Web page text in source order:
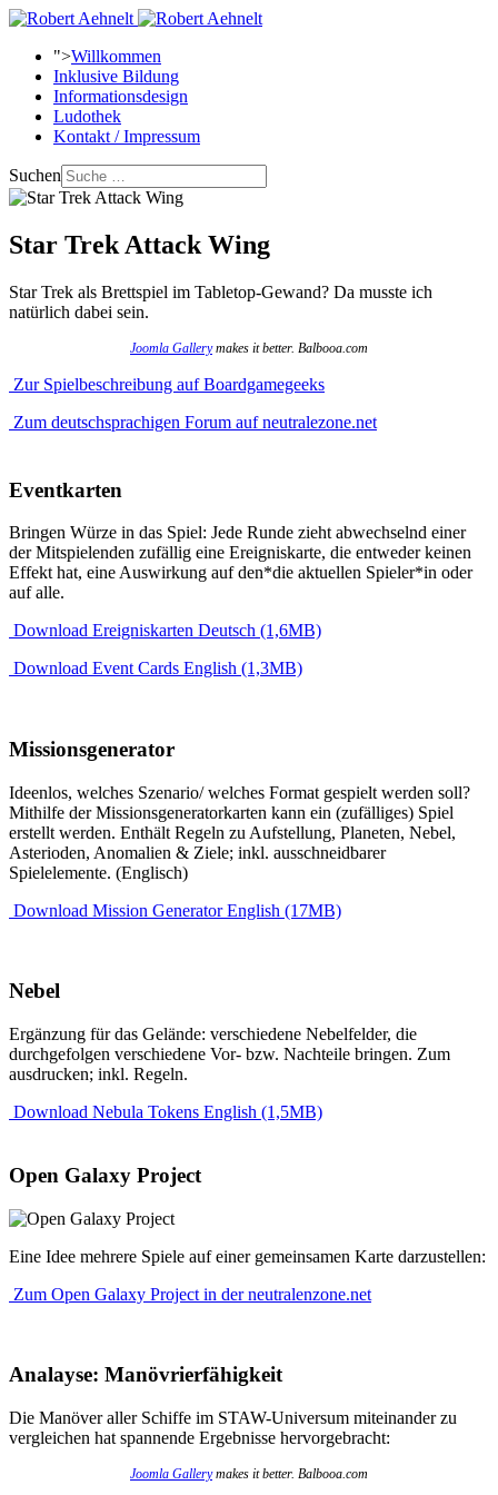
">Willkommen
Inklusive Bildung
Informationsdesign
Ludothek
Kontakt / Impressum
Suchen
Star Trek Attack Wing
Star Trek als Brettspiel im Tabletop-Gewand? Da musste ich
natürlich dabei sein.
Joomla Gallerymakes it better. Balbooa.com
Zur Spielbeschreibung auf Boardgamegeeks
Zum deutschsprachigen Forum auf neutralezone.net
Eventkarten
Bringen Würze in das Spiel: Jede Runde zieht abwechselnd einer
der Mitspielenden zufällig eine Ereigniskarte, die entweder keinen
Effekt hat, eine Auswirkung auf den*die aktuellen Spieler*in oder
auf alle.
Download Ereigniskarten Deutsch (1,6MB)
Download Event Cards English (1,3MB)
Missionsgenerator
Ideenlos, welches Szenario/ welches Format gespielt werden soll?
Mithilfe der Missionsgeneratorkarten kann ein (zufälliges) Spiel
erstellt werden. Enthält Regeln zu Aufstellung, Planeten, Nebel,
Asterioden, Anomalien & Ziele; inkl. ausschneidbarer
Spielelemente. (Englisch)
Download Mission Generator English (17MB)
Nebel
Ergänzung für das Gelände: verschiedene Nebelfelder, die
durchgefolgen verschiedene Vor- bzw. Nachteile bringen. Zum
ausdrucken; inkl. Regeln.
Download Nebula Tokens English (1,5MB)
Open Galaxy Project
Eine Idee mehrere Spiele auf einer gemeinsamen Karte darzustellen:
Zum Open Galaxy Project in der neutralenzone.net
Analayse: Manövrierfähigkeit
Die Manöver aller Schiffe im STAW-Universum miteinander zu
vergleichen hat spannende Ergebnisse hervorgebracht:
Joomla Gallerymakes it better. Balbooa.com